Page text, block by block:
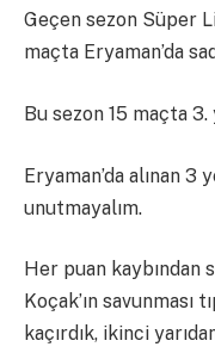
Geçen sezon Süper
maçta Eryaman’da
Bu sezon 15 maçta
Eryaman’da alınan
unutmayalım.
Her puan
Koçak’ın savunması
kaçırdık, ikinci